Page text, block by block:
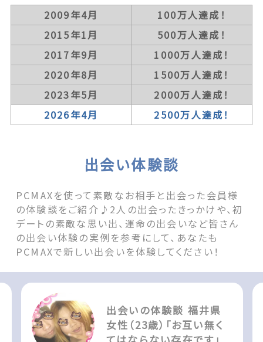
2009年4月
100万人達成！
2015年1月
500万人達成！
2017年9月
1000万人達成！
2020年8月
1500万人達成！
2023年5月
2000万人達成！
2026年4月
2500万人達成！
出会い体験談
PCMAXを使って素敵なお相手と出会った会員様
の体験談をご紹介♪2人の出会ったきっかけや、初
デートの素敵な思い出、運命の出会いなど皆さん
の出会い体験の実例を参考にして、あなたも
PCMAXで新しい出会いを体験してください！
出会いの体験談 福井県
女性（23歳）「お互い無く